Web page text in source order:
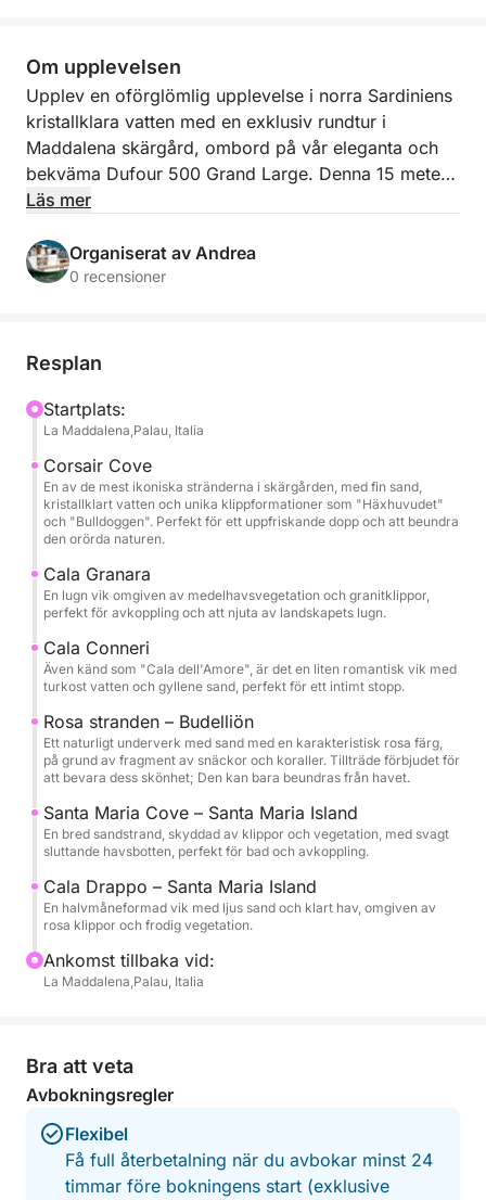
Om upplevelsen
Upplev en oförglömlig upplevelse i norra Sardiniens
kristallklara vatten med en exklusiv rundtur i
Maddalena skärgård, ombord på vår eleganta och
bekväma Dufour 500 Grand Large. Denna 15 meter
långa segelbåt kombinerar rymd, elegans och
behöver för en dag av ren avkoppling och
upptäckter.
mest ikoniska öar. Vi seglar mellan Spargi, med sina
extraordinära rosa stranden (synlig från havet för att
bevara dess naturliga skönhet), och Santa Maria,
med sitt turkosa vatten perfekt för ett dopp eller
snorklingstopp.
Under dagen kan du njuta av solen på däck, bada i
gömda vikar och, om du vill, delta i
seglingsmanövrer för att fullt ut njuta av den
nautiska upplevelsen. Ombord hittar du stora
utomhusutrymmen, ett område för solbad, en
bekväm matplats och hytter för omklädning eller
vila.
Aktiviteten är utformad för små grupper för att
säkerställa en avslappnad och personlig atmosfär.
vill utforska ett av Medelhavets vackraste områden i
total säkerhet och komfort.
Boka din plats nu och segla med oss till ett hörn av
paradiset!
Läs mer
Organiserat av Andrea
0 recensioner
Resplan
Startplats:
La Maddalena,Palau, Italia
Corsair Cove
En av de mest ikoniska stränderna i skärgården, med fin sand,
kristallklart vatten och unika klippformationer som "Häxhuvudet"
och "Bulldoggen". Perfekt för ett uppfriskande dopp och att beundra
den orörda naturen.
Cala Granara
En lugn vik omgiven av medelhavsvegetation och granitklippor,
perfekt för avkoppling och att njuta av landskapets lugn.
Cala Conneri
Även känd som "Cala dell'Amore", är det en liten romantisk vik med
turkost vatten och gyllene sand, perfekt för ett intimt stopp.
Rosa stranden – Budelliön
Ett naturligt underverk med sand med en karakteristisk rosa färg,
på grund av fragment av snäckor och koraller. Tillträde förbjudet för
att bevara dess skönhet; Den kan bara beundras från havet.
Santa Maria Cove – Santa Maria Island
En bred sandstrand, skyddad av klippor och vegetation, med svagt
sluttande havsbotten, perfekt för bad och avkoppling.
Cala Drappo – Santa Maria Island
En halvmåneformad vik med ljus sand och klart hav, omgiven av
rosa klippor och frodig vegetation.
Ankomst tillbaka vid:
La Maddalena,Palau, Italia
Bra att veta
Avbokningsregler
Flexibel
Få full återbetalning när du avbokar minst 24
timmar före bokningens start (exklusive